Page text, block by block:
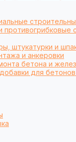
противогрибковые
штукатурки и
и анкеровки
бетона и
для